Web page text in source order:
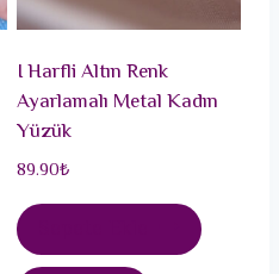
I Harfli Altın Renk
Ayarlamalı Metal Kadın
Yüzük
89.90₺